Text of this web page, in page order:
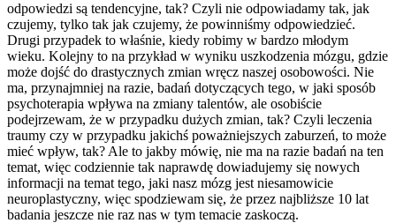
odpowiedzi są tendencyjne, tak? Czyli nie odpowiadamy tak, jak
czujemy, tylko tak jak czujemy, że powinniśmy odpowiedzieć.
Drugi przypadek to właśnie, kiedy robimy w bardzo młodym
wieku. Kolejny to na przykład w wyniku uszkodzenia mózgu, gdzie
może dojść do drastycznych zmian wręcz naszej osobowości. Nie
ma, przynajmniej na razie, badań dotyczących tego, w jaki sposób
psychoterapia wpływa na zmiany talentów, ale osobiście
podejrzewam, że w przypadku dużych zmian, tak? Czyli leczenia
traumy czy w przypadku jakichś poważniejszych zaburzeń, to może
mieć wpływ, tak? Ale to jakby mówię, nie ma na razie badań na ten
temat, więc codziennie tak naprawdę dowiadujemy się nowych
informacji na temat tego, jaki nasz mózg jest niesamowicie
neuroplastyczny, więc spodziewam się, że przez najbliższe 10 lat
badania jeszcze nie raz nas w tym temacie zaskoczą.